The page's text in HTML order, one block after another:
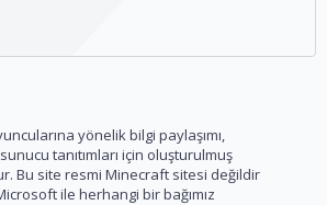
yönelik bilgi paylaşımı,
tanıtımları için oluşturulmuş
Bu site resmi Minecraft sitesi değildir
ile herhangi bir bağımız